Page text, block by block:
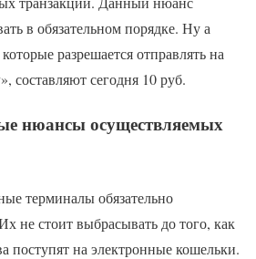
в обязательном порядке. Ну а
разрешается отправлять на
составляют сегодня 10 руб.
нюансы осуществляемых
терминалы обязательно
не стоит выбрасывать до того, как
поступят на электронные кошельки.